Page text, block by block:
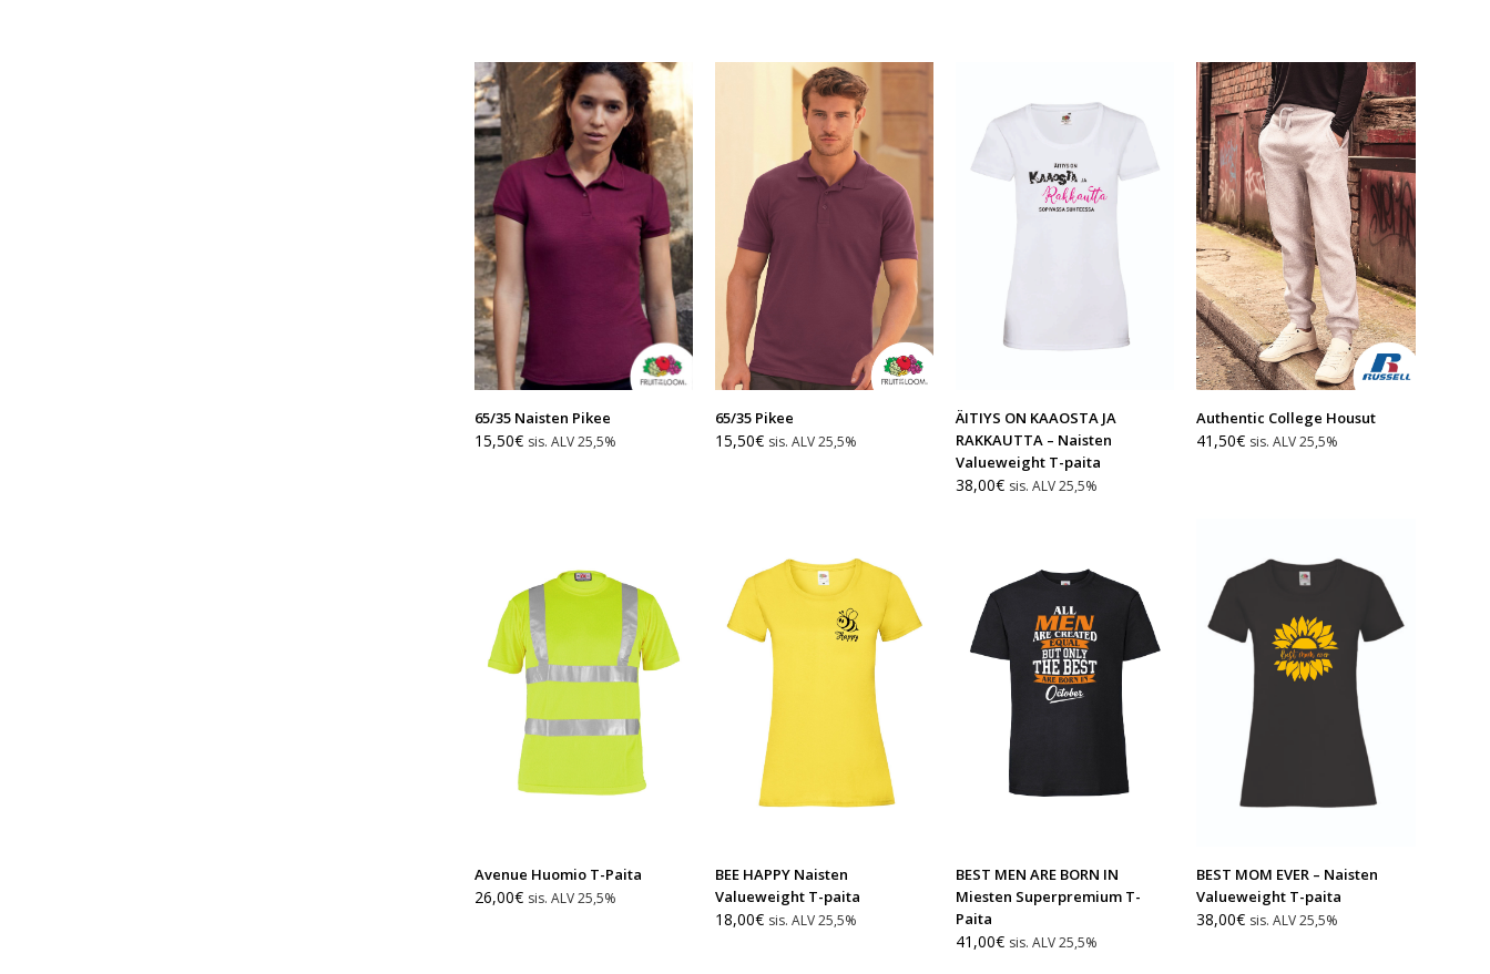
65/35 Naisten Pikee
15,50€ sis. ALV 25,5%
65/35 Pikee
15,50€ sis. ALV 25,5%
ÄITIYS ON KAAOSTA JA
RAKKAUTTA – Naisten
Valueweight T-paita
38,00€ sis. ALV 25,5%
Authentic College Housut
41,50€ sis. ALV 25,5%
Avenue Huomio T-Paita
26,00€ sis. ALV 25,5%
BEE HAPPY Naisten
Valueweight T-paita
18,00€ sis. ALV 25,5%
BEST MEN ARE BORN IN
Miesten Superpremium T-
Paita
41,00€ sis. ALV 25,5%
BEST MOM EVER – Naisten
Valueweight T-paita
38,00€ sis. ALV 25,5%